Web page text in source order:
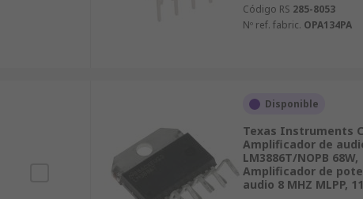
Código RS 285-8053
Nº ref. fabric. OPA134PA
Disponible
Texas Instruments
Amplificador de
LM3886T/NOPB 68W,
Amplificador de
audio 8 MHZ MLPP, 11